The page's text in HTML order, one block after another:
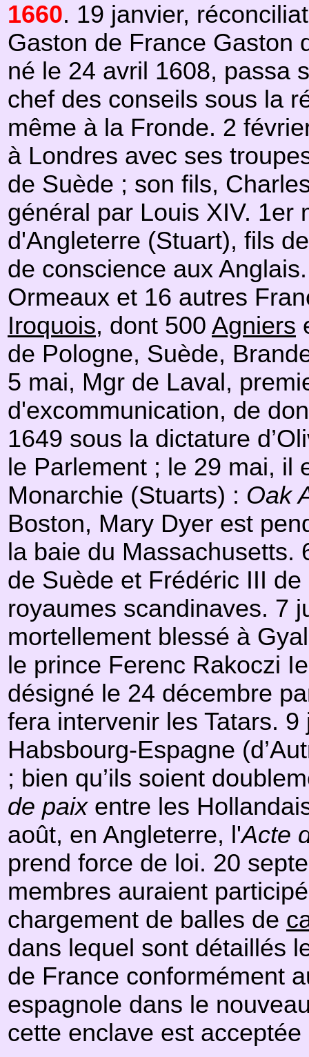
1660. 19 janvier,
Gaston de France Gaston
né le 24 avril 1608, passa
chef des conseils sous la
même à la Fronde. 2
à Londres avec ses
de Suède ; son fils,
général par Louis XIV.
d'Angleterre (Stuart), fils
de conscience aux
Ormeaux et 16 autres
Iroquois, dont 500 Agniers
de Pologne, Suède,
5 mai, Mgr de Laval,
d'excommunication, de
1649 sous la dictature
le Parlement ; le 29 mai,
Monarchie (Stuarts) : Oak
Boston, Mary Dyer est
la baie du Massachusetts.
de Suède et Frédéric III
royaumes scandinaves. 7
mortellement blessé à
le prince Ferenc Rakoczi
désigné le 24 décembre
fera intervenir les Tatars.
Habsbourg-Espagne
; bien qu’ils soient
de paixentre les
août, en Angleterre, l'Acte
prend force de loi. 20
membres auraient
chargement de balles de
dans lequel sont détaillés
de France conformément
espagnole dans le
cette enclave est